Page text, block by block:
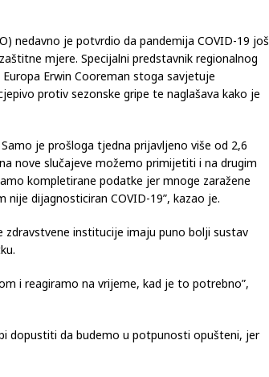
nedavno je potvrdio da pandemija COVID-19 još
mjere. Specijalni predstavnik regionalnog
Erwin Cooreman stoga savjetuje
protiv sezonske gripe te naglašava kako je
je prošloga tjedna prijavljeno više od 2,6
nove slučajeve možemo primijetiti i na drugim
kompletirane podatke jer mnoge zaražene
dijagnosticiran COVID-19”, kazao je.
zdravstvene institucije imaju puno bolji sustav
i reagiramo na vrijeme, kad je to potrebno”,
dopustiti da budemo u potpunosti opušteni, jer